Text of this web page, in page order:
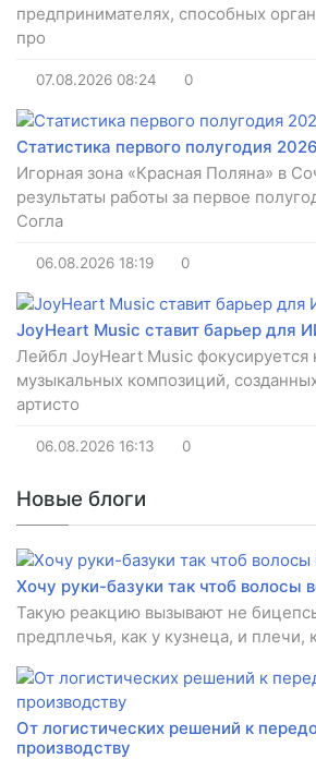
предпринимателях, способных
про
07.08.2026 08:24 0
Статистика первого полугодия
Игорная зона «Красная Поляна» в
результаты работы за первое
Согла
06.08.2026 18:19 0
JoyHeart Music ставит барьер для
Лейбл JoyHeart Music фокусируется
музыкальных композиций,
артисто
06.08.2026 16:13 0
Новые блоги
Хочу руки-базуки так чтоб волосы
Такую реакцию вызывают не
предплечья, как у кузнеца, и плечи,
От логистических решений к
производству